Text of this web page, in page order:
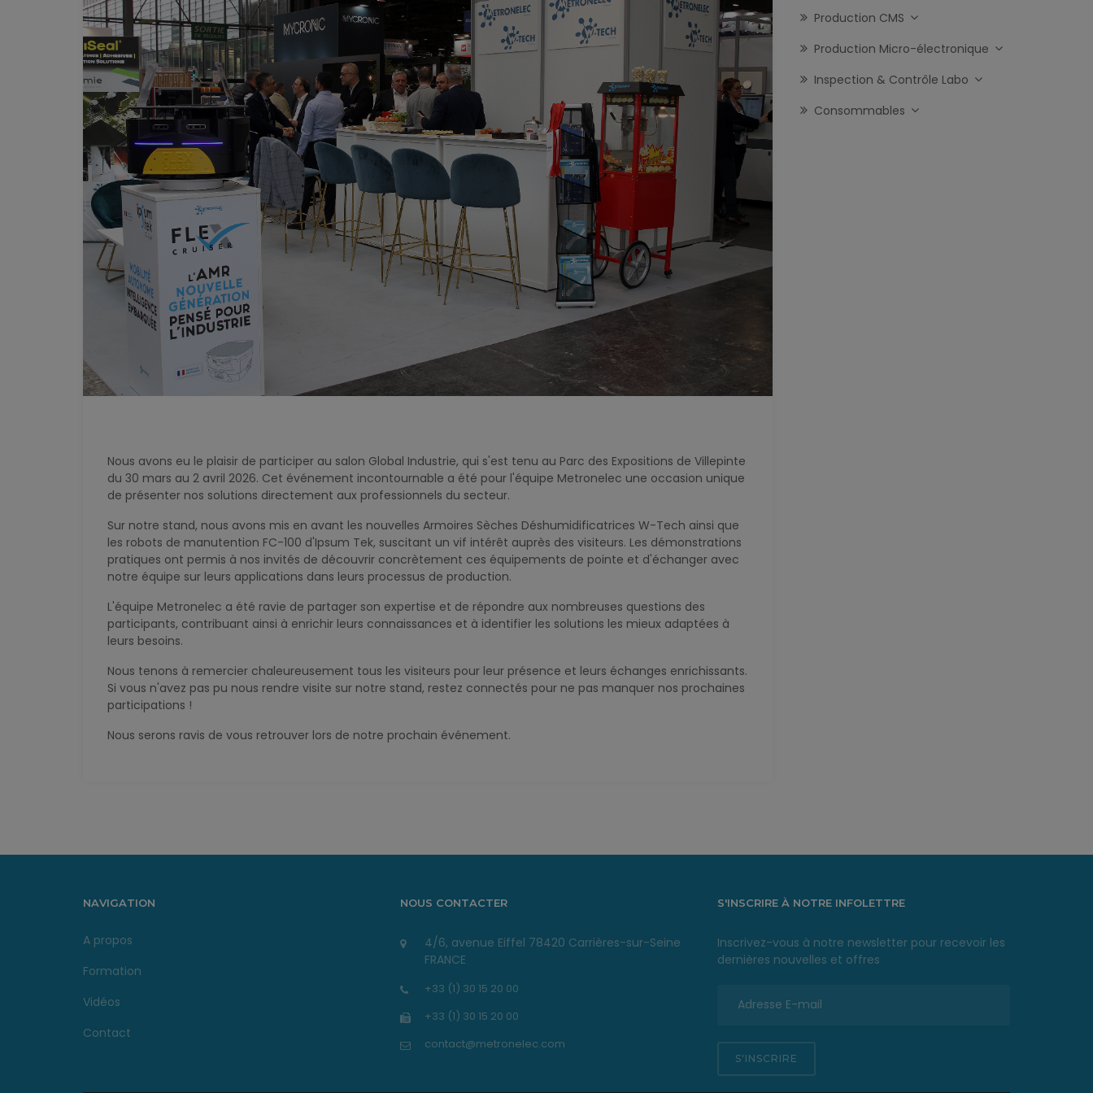
Nous avons eu le plaisir de participer au salon Global Industrie, qui s'est tenu au Parc des Expositions de Villepinte
du 30 mars au 2 avril 2026. Cet événement incontournable a été pour l'équipe Metronelec une occasion unique
de présenter nos solutions directement aux professionnels du secteur.
Sur notre stand, nous avons mis en avant les nouvelles Armoires Sèches Déshumidificatrices W-Tech ainsi que
les robots de manutention FC-100 d'Ipsum Tek, suscitant un vif intérêt auprès des visiteurs. Les démonstrations
pratiques ont permis à nos invités de découvrir concrètement ces équipements de pointe et d'échanger avec
notre équipe sur leurs applications dans leurs processus de production.
L'équipe Metronelec a été ravie de partager son expertise et de répondre aux nombreuses questions des
participants, contribuant ainsi à enrichir leurs connaissances et à identifier les solutions les mieux adaptées à
leurs besoins.
Nous tenons à remercier chaleureusement tous les visiteurs pour leur présence et leurs échanges enrichissants.
Si vous n'avez pas pu nous rendre visite sur notre stand, restez connectés pour ne pas manquer nos prochaines
participations !
Nous serons ravis de vous retrouver lors de notre prochain événement.
Production CMS
Production Micro-électronique
Inspection & Contrôle Labo
Consommables
NAVIGATION
A propos
Formation
Vidéos
Contact
NOUS CONTACTER
4/6, avenue Eiffel 78420 Carrières-sur-Seine
FRANCE
+33 (1) 30 15 20 00
+33 (1) 30 15 20 00
contact@metronelec.com
S'INSCRIRE À NOTRE INFOLETTRE
Inscrivez-vous à notre newsletter pour recevoir les
dernières nouvelles et offres
S'INSCRIRE